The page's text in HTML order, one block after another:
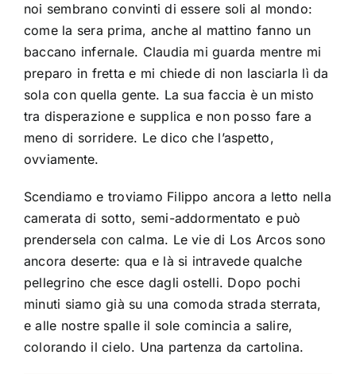
noi sembrano convinti di essere soli al mondo:
come la sera prima, anche al mattino fanno un
baccano infernale. Claudia mi guarda mentre mi
preparo in fretta e mi chiede di non lasciarla lì da
sola con quella gente. La sua faccia è un misto
tra disperazione e supplica e non posso fare a
meno di sorridere. Le dico che l’aspetto,
ovviamente.
Scendiamo e troviamo Filippo ancora a letto nella
camerata di sotto, semi-addormentato e può
prendersela con calma. Le vie di Los Arcos sono
ancora deserte: qua e là si intravede qualche
pellegrino che esce dagli ostelli. Dopo pochi
minuti siamo già su una comoda strada sterrata,
e alle nostre spalle il sole comincia a salire,
colorando il cielo. Una partenza da cartolina.